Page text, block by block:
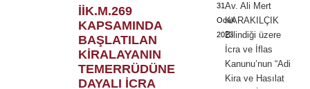
İİK.M.269
KAPSAMINDA
BAŞLATILAN
KİRALAYANIN
TEMERRÜDÜNE
DAYALI İCRA
31
Ocak
2023
Av. Ali Mert
KARAKILÇIK
Bilindiği üzere
İcra ve İflas
Kanunu’nun “Adi
Kira ve Hasılat